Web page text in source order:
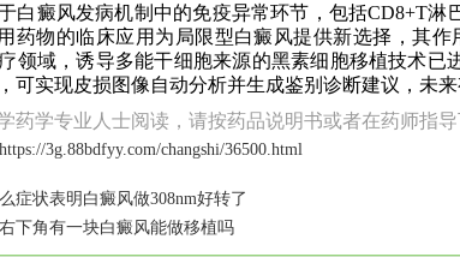
白癜风发病机制中的免疫异常环节，包括CD8+T淋
药物的临床应用为局限型白癜风提供新选择，其
领域，诱导多能干细胞来源的黑素细胞移植技术已
可实现皮损图像自动分析并生成鉴别诊断建议，未
药学专业人士阅读，请按药品说明书或者在药师指
https://3g.88bdfyy.com/changshi/36500.html
症状表明白癜风做308nm好转了
下角有一块白癜风能做移植吗